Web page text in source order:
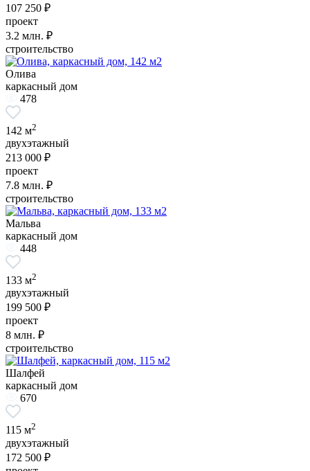
107 250 ₽
проект
3.2 млн. ₽
строительство
Олива
каркасный дом
478
142 м2
двухэтажный
213 000 ₽
проект
7.8 млн. ₽
строительство
Мальва
каркасный дом
448
133 м2
двухэтажный
199 500 ₽
проект
8 млн. ₽
строительство
Шалфей
каркасный дом
670
115 м2
двухэтажный
172 500 ₽